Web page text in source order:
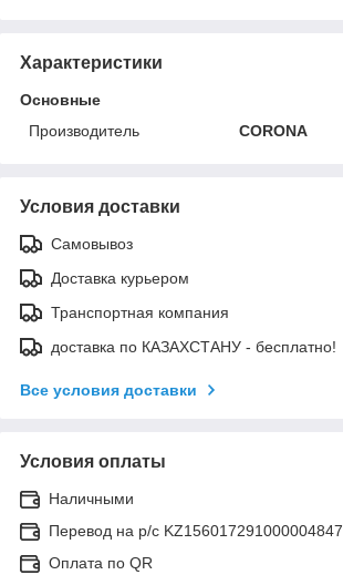
Характеристики
Основные
Производитель
CORONA
Условия доставки
Самовывоз
Доставка курьером
Транспортная компания
доставка по КАЗАХСТАНУ - бесплатно!
Все условия доставки
Условия оплаты
Наличными
Перевод на р/с KZ156017291000004847
Оплата по QR